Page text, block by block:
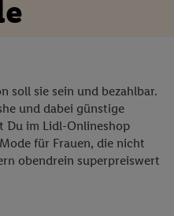
soll sie sein und bezahlbar.
und dabei günstige
Du im Lidl-Onlineshop
für Frauen, die nicht
obendrein superpreiswert